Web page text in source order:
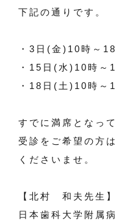
下記の通りです。
・3日(金)10時～
・15日(水)10時～
・18日(土)10時～
すでに満席となっ
受診をご希望の方
くださいませ。
【北村 和夫先生】
日本歯科大学附属